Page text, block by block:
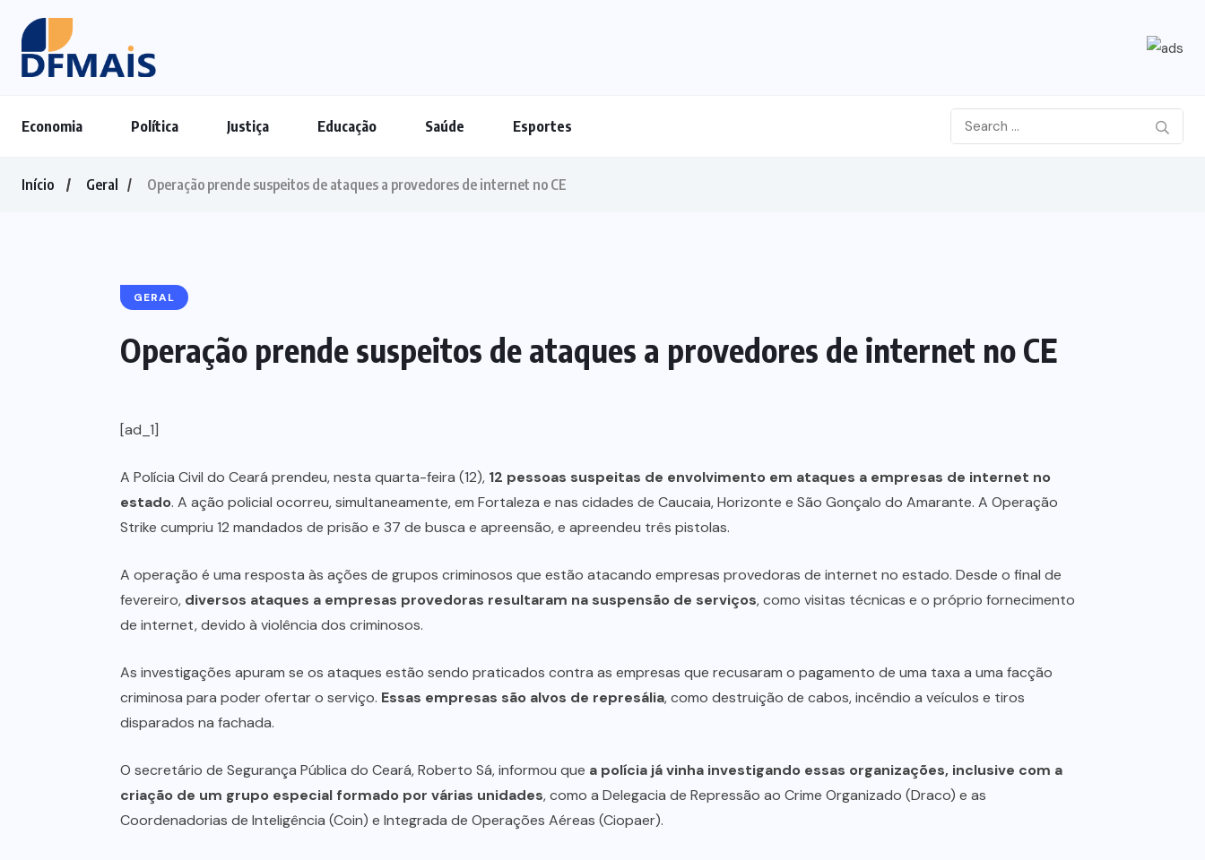
Economia Política Justiça Educação Saúde Esportes
Início Geral Operação prende suspeitos de ataques a provedores de internet no CE
GERAL
Operação prende suspeitos de ataques a provedores de internet no CE
[ad_1]
A Polícia Civil do Ceará prendeu, nesta quarta-feira (12), 12 pessoas suspeitas de envolvimento em ataques a empresas de internet no
estado. A ação policial ocorreu, simultaneamente, em Fortaleza e nas cidades de Caucaia, Horizonte e São Gonçalo do Amarante. A Operação
Strike cumpriu 12 mandados de prisão e 37 de busca e apreensão, e apreendeu três pistolas.
A operação é uma resposta às ações de grupos criminosos que estão atacando empresas provedoras de internet no estado. Desde o final de
fevereiro, diversos ataques a empresas provedoras resultaram na suspensão de serviços, como visitas técnicas e o próprio fornecimento
de internet, devido à violência dos criminosos.
As investigações apuram se os ataques estão sendo praticados contra as empresas que recusaram o pagamento de uma taxa a uma facção
criminosa para poder ofertar o serviço. Essas empresas são alvos de represália, como destruição de cabos, incêndio a veículos e tiros
disparados na fachada.
O secretário de Segurança Pública do Ceará, Roberto Sá, informou que a polícia já vinha investigando essas organizações, inclusive com a
criação de um grupo especial formado por várias unidades, como a Delegacia de Repressão ao Crime Organizado (Draco) e as
Coordenadorias de Inteligência (Coin) e Integrada de Operações Aéreas (Ciopaer).